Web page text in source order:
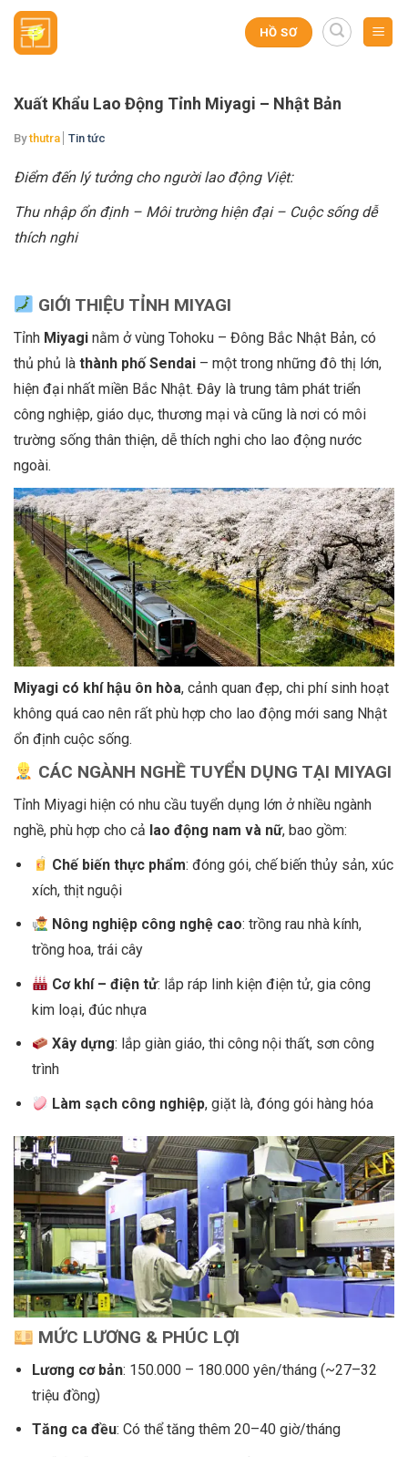
Skip
content
HỒ SƠ
Xuất Khẩu Lao Động Tỉnh Miyagi – Nhật Bản
Bythutra Tin tức
Điểm đến lý tưởng cho người lao động Việt:
Thu nhập ổn định – Môi trường hiện đại – Cuộc sống dễ
thích nghi
GIỚI THIỆU TỈNH MIYAGI
Tỉnh Miyagi nằm ở vùng Tohoku – Đông Bắc Nhật Bản, có
thủ phủ là thành phốSendai – một trong những đô thị lớn,
hiện đại nhất miền Bắc Nhật. Đây là trung tâm phát triển
công nghiệp, giáo dục, thương mại và cũng là nơi có môi
trường sống thân thiện, dễ thích nghi cho lao động nước
ngoài.
Miyagi có khí hậu ôn hòa, cảnh quan đẹp, chi phí sinh hoạt
không quá cao nên rất phù hợp cho lao động mới sang Nhật
ổn định cuộc sống.
CÁC NGÀNH NGHỀTUYỂN DỤNG TẠI MIYAGI
Tỉnh Miyagi hiện có nhu cầu tuyển dụng lớn ở nhiều ngành
nghề, phù hợp cho cả lao động nam và nữ, bao gồm:
Chếbiến thực phẩm: đóng gói, chế biến thủy sản, xúc
xích, thịt nguội
Nông nghiệp công nghệ cao: trồng rau nhà kính,
trồng hoa, trái cây
Cơkhí –điện tử: lắp ráp linh kiện điện tử, gia công
kim loại, đúc nhựa
Xây dựng: lắp giàn giáo, thi công nội thất, sơn công
trình
Làm sạch công nghiệp, giặt là, đóng gói hàng hóa
MỨC LƯƠNG & PHÚC LỢI
Lương cơbản: 150.000 – 180.000 yên/tháng (~27–32
triệu đồng)
Tăng ca đều: Có thể tăng thêm 20–40 giờ/tháng